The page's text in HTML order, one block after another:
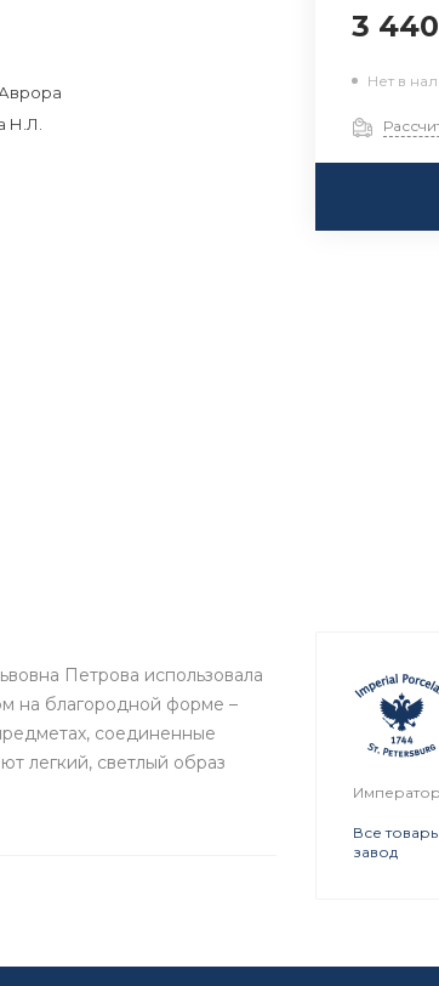
Н.Л.
3
Нет в
Петрова использовала
на благородной форме –
соединенные
легкий, светлый образ
Все
завод